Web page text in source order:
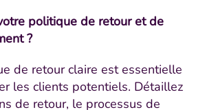
politique de retour et de
?
de retour claire est essentielle
les clients potentiels. Détaillez
de retour, le processus de